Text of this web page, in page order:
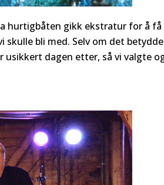
hurtigbåten gikk ekstratur for å få
bli med. Selv om det
dagen etter, så vi valgte